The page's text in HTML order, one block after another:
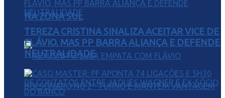
NA ZONA SUL
TEREZA CRISTINA SINALIZA ACEITAR VICE DE
FLÁVIO, MAS PP BARRA ALIANÇA E DEFENDE
NEUTRALIDADE